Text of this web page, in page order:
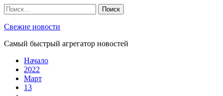
Skip
to
content
Найти:
Свежие новости
Самый быстрый агрегатор новостей
Начало
2022
Март
13